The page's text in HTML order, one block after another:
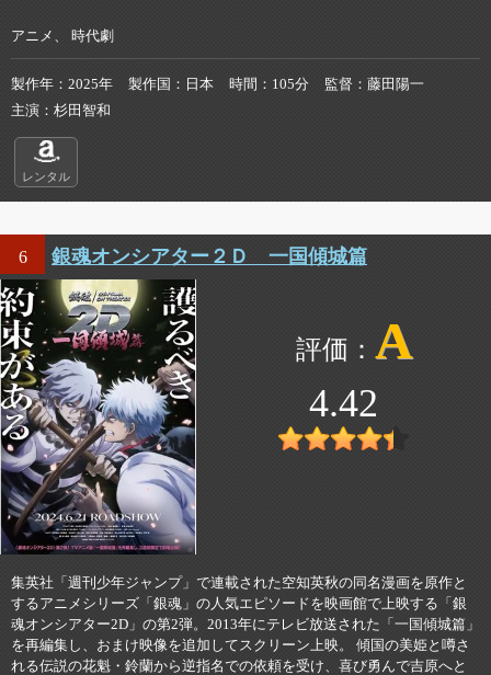
アニメ、 時代劇
製作年 2025年 製作国 日本 時間 105分 監督
藤田陽一
主演
杉田智和
レンタル
6 銀魂オンシアター２Ｄ 一国傾城篇
A
4.42
集英社「週刊少年ジャンプ」で連載された空知英秋の同名漫画を原作と
するアニメシリーズ「銀魂」の人気エピソードを映画館で上映する「銀
魂オンシアター2D」の第2弾。2013年にテレビ放送された「一国傾城篇」
を再編集し、おまけ映像を追加してスクリーン上映。 傾国の美姫と噂さ
れる伝説の花魁・鈴蘭から逆指名での依頼を受け、喜び勇んで吉原へと